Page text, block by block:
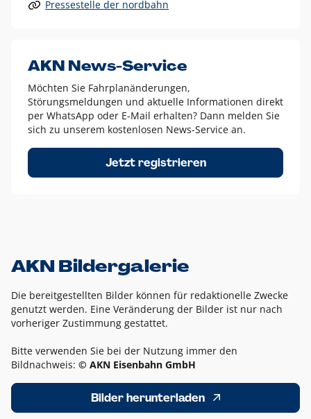
Alle anderen Logo-Varianten dürfen nur in Ausnahmefällen
Diese Ausnahmen sind zum Beispiel:
dem AKN Blau,
weißes Logo auf Fotohintergründen,
schwarzes Logo für reine Schwarz-Weiß-Umsetzungen
Um das Logo herum muss ein Schutzraum von jeweils einer
Höhe bzw. Breite des N aus AKN in alle Richtungen
Pressestelle der nordbahn
AKN News-Service
Möchten Sie Fahrplanänderungen,
Störungsmeldungen und aktuelle Informationen direkt
per WhatsApp oder E-Mail erhalten? Dann melden Sie
sich zu unserem kostenlosen News-Service an.
Jetzt registrieren
AKN Bildergalerie
Die bereitgestellten Bilder können für redaktionelle Zwecke
genutzt werden. Eine Veränderung der Bilder ist nur nach
vorheriger Zustimmung gestattet.
Bitte verwenden Sie bei der Nutzung immer den
Bildnachweis: © AKN Eisenbahn GmbH
Bilder herunterladen